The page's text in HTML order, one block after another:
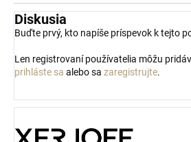
Diskusia
Buďte prvý, kto napíše príspevok k tejto
Len registrovaní používatelia môžu
prihláste sa alebo sa zaregistrujte.